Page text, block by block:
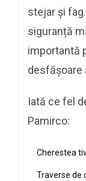
stejar și
siguranță
importantă
desfășoare
Iată ce fel
Pamirco:
Cherestea
Traverse de